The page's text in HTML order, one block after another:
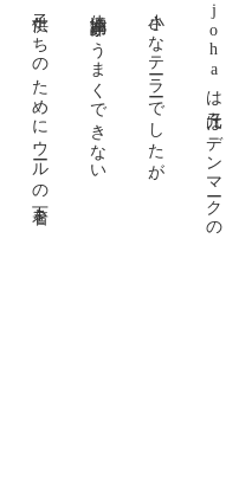
johaは元々はデンマークの
小さなテーラーでしたが、
体温調節がうまくできない
子供たちのためにウールの下着を